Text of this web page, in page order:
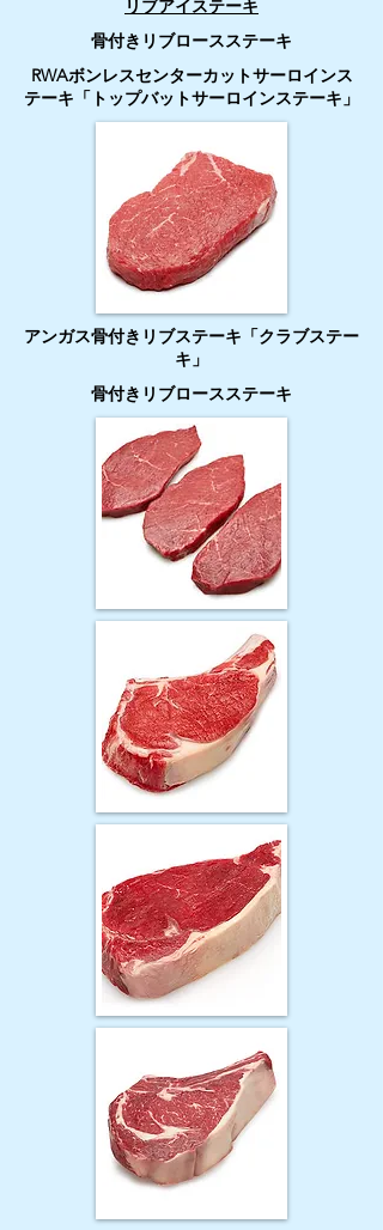
リブアイステーキ
骨付きリブロースステーキ
RWAボンレスセンターカットサーロインス
テーキ「トップバットサーロインステーキ」
アンガス骨付きリブステーキ「クラブステー
キ」
骨付きリブロースステーキ